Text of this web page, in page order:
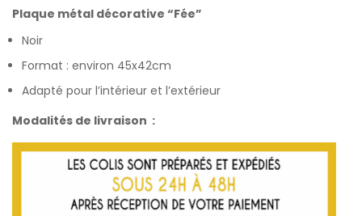
based
on
customer
Plaque métal décorative “Fée”
Noir
Format : environ 45x42cm
Adapté pour l’intérieur et l’extérieur
Modalités de livraison :